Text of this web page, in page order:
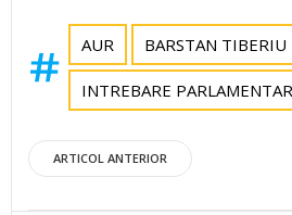
AUR BARSTAN TIBERIU
INTREBARE
Post
ARTICOL ANTERIOR